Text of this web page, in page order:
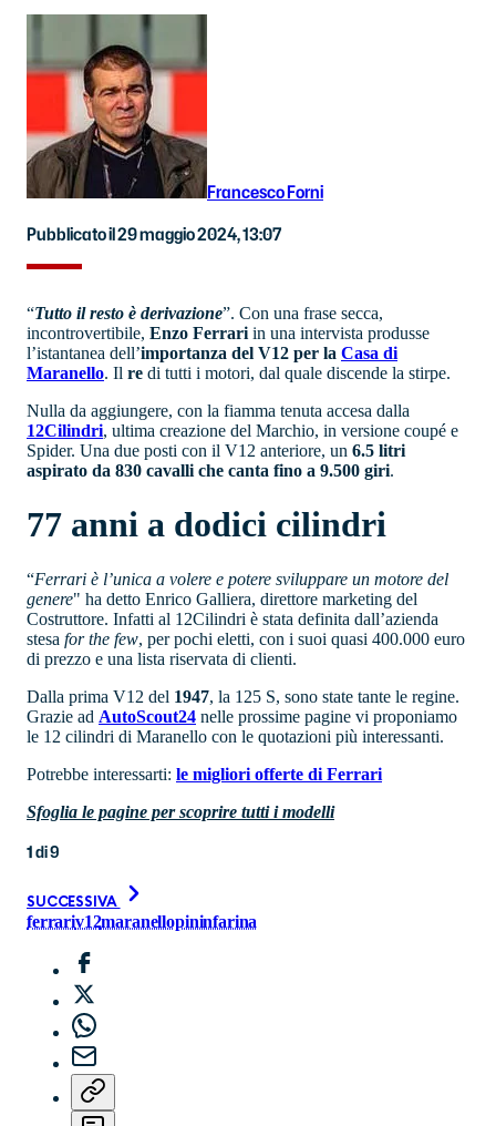
Francesco Forni
Pubblicato il 29 maggio 2024, 13:07
“Tutto il resto è derivazione”. Con una frase secca,
incontrovertibile, Enzo Ferrari in una intervista produsse
l’istantanea dell’importanza del V12 per la Casa di
Maranello. Il re di tutti i motori, dal quale discende la stirpe.
Nulla da aggiungere, con la fiamma tenuta accesa dalla
12Cilindri, ultima creazione del Marchio, in versione coupé e
Spider. Una due posti con il V12 anteriore, un 6.5 litri
aspirato da 830 cavalli che canta fino a 9.500 giri.
77 anni a dodici cilindri
“Ferrari è l’unica a volere e potere sviluppare un motore del
genere" ha detto Enrico Galliera, direttore marketing del
Costruttore. Infatti al 12Cilindri è stata definita dall’azienda
stesa for the few, per pochi eletti, con i suoi quasi 400.000 euro
di prezzo e una lista riservata di clienti.
Dalla prima V12 del 1947, la 125 S, sono state tante le regine.
Grazie ad AutoScout24 nelle prossime pagine vi proponiamo
le 12 cilindri di Maranello con le quotazioni più interessanti.
Potrebbe interessarti: le migliori offerte di Ferrari
Sfoglia le pagine per scoprire tutti i modelli
1di9
SUCCESSIVA
ferrariv12maranellopininfarina